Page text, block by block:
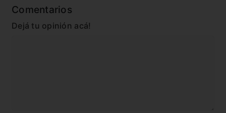
Comentarios
Dejá tu opinión acá!